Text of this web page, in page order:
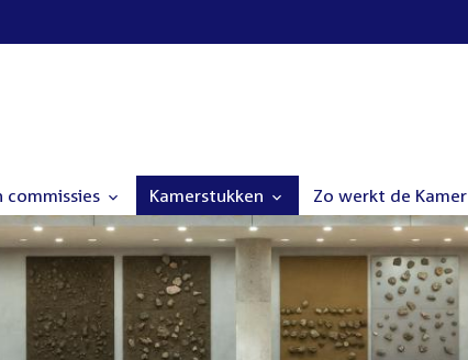
commissies Kamerstukken Zo werkt de Kamer